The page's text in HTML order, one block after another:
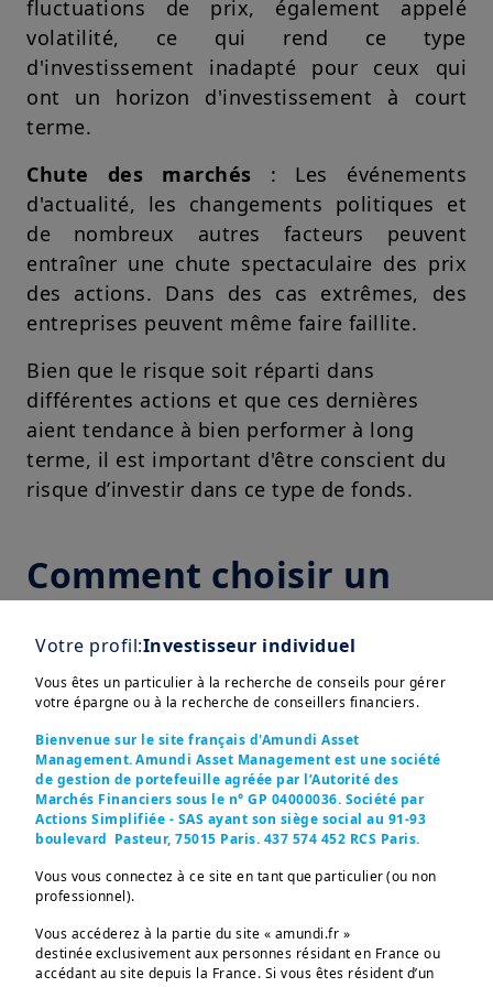
Votre profil:Investisseur individuel
Vous êtes un particulier à la recherche de conseils pour gérer
votre épargne ou à la recherche de conseillers financiers.
Bienvenue sur le site français d'Amundi Asset
Management. Amundi Asset Management est une société
de gestion de portefeuille agréée par l’Autorité des
Marchés Financiers sous le n° GP 04000036. Société par
Actions Simplifiée - SAS ayant son siège social au 91-93
boulevard Pasteur, 75015 Paris. 437 574 452 RCS Paris.
Vous vous connectez à ce site en tant que particulier (ou non
professionnel).
Vous accéderez à la partie du site « amundi.fr »
destinée exclusivement aux personnes résidant en France ou
accédant au site depuis la France. Si vous êtes résident d’un
fluctuations de prix, également appelé
volatilité, ce qui rend ce type
d'investissement inadapté pour ceux qui
ont un horizon d'investissement à court
terme.
Chute des marchés : Les événements
d'actualité, les changements politiques et
de nombreux autres facteurs peuvent
entraîner une chute spectaculaire des prix
des actions. Dans des cas extrêmes, des
entreprises peuvent même faire faillite.
Bien que le risque soit réparti dans
différentes actions et que ces dernières
aient tendance à bien performer à long
terme, il est important d'être conscient du
risque d’investir dans ce type de fonds.
Comment choisir un
fonds action ?
durée de placement de votre investissement
prendre. Aidez-vous pour cela de l'échelle
de risque SRI, disponible dans le prospectus
ou dans le DIC PRIIPS du fonds
subir des chutes spectaculaires, il est peu
probable que de nombreuses actions
subissent les mêmes pertes extrêmes en